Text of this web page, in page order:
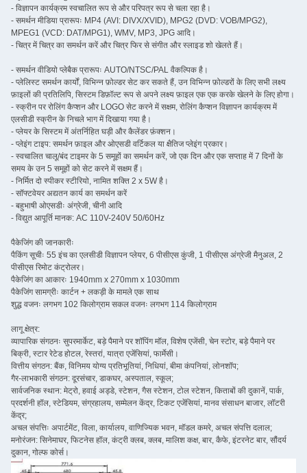
- विज्ञापन कार्यक्रम स्वचालित रूप से और परिपत्र रूप से चला रहा है।
- समर्थन मीडिया प्रारूपः MP4 (AVI: DIVX/XVID), MPG2 (DVD: VOB/MPG2),
MPEG1 (VCD: DAT/MPG1), WMV, MP3, JPG आदि।
- चित्र में चित्र का समर्थन करें और चित्र फिर से संगीत और स्लाइड शो खेलते हैं।
- समर्थन वीडियो प्लेबैक प्रारूपः AUTO/NTSC/PAL वैकल्पिक है।
- प्लेलिस्ट समर्थन कार्यों, विभिन्न फ़ोल्डर सेट कर सकते हैं, उन विभिन्न फ़ोल्डरों के लिए सभी लक्ष्य
फ़ाइलों की प्रतिलिपि, सिस्टम डिफ़ॉल्ट रूप से अपने लक्ष्य फ़ाइल एक एक करके खेलने के लिए होगा।
- स्क्रीन पर रोलिंग कैप्शन और LOGO सेट करने में सक्षम, रोलिंग कैप्शन विज्ञापन कार्यक्रम में
एलसीडी स्क्रीन के निचले भाग में दिखाया गया है।
- प्लेयर के सिस्टम में अंतर्निहित घड़ी और कैलेंडर फ़ंक्शन।
- प्लेइंग टाइप: समर्थन फ़ाइल और ओएसडी वर्टिकल या क्षैतिज प्लेइंग प्रकार।
- स्वचालित चालू/बंद टाइमर के 5 समूहों का समर्थन करें, जो एक दिन और एक सप्ताह में 7 दिनों के
समय के उन 5 समूहों को सेट करने में सक्षम हैं।
- निर्मित दो स्पीकर स्टीरियो, नामित शक्ति 2 x 5W है।
- सॉफ्टवेयर अद्यतन कार्य का समर्थन करें
- बहुभाषी ओएसडीः अंग्रेजी, चीनी आदि
- विद्युत आपूर्ति मानक: AC 110V-240V 50/60Hz
पैकेजिंग की जानकारीः
पैकिंग सूचीः 55 इंच का एलसीडी विज्ञापन प्लेयर, 6 पीसीएस कुंजी, 1 पीसीएस अंग्रेजी मैनुअल, 2
पीसीएस रिमोट कंट्रोलर।
पैकेजिंग का आकारः 1940mm x 270mm x 1030mm
पैकेजिंग सामग्रीः कार्टन + लकड़ी के मामले एक साथ
शुद्ध वजनः लगभग 102 किलोग्राम सकल वजनः लगभग 114 किलोग्राम
लागू क्षेत्र:
व्यापारिक संगठनः सुपरमार्केट, बड़े पैमाने पर शॉपिंग मॉल, विशेष एजेंसी, चेन स्टोर, बड़े पैमाने पर
बिक्री, स्टार रेटेड होटल, रेस्तरां, यात्रा एजेंसियां, फार्मेसी।
वित्तीय संगठन: बैंक, विनिमय योग्य प्रतिभूतियां, निधियां, बीमा कंपनियां, लोनशॉप;
गैर-लाभकारी संगठन: दूरसंचार, डाकघर, अस्पताल, स्कूल;
सार्वजनिक स्थान: मेट्रो, हवाई अड्डे, स्टेशन, गैस स्टेशन, टोल स्टेशन, किताबों की दुकानें, पार्क,
प्रदर्शनी हॉल, स्टेडियम, संग्रहालय, सम्मेलन केंद्र, टिकट एजेंसियां, मानव संसाधन बाजार, लॉटरी
केंद्र;
अचल संपत्तिः अपार्टमेंट, विला, कार्यालय, वाणिज्यिक भवन, मॉडल कमरे, अचल संपत्ति दलाल;
मनोरंजन: सिनेमाघर, फिटनेस हॉल, कंट्री क्लब, क्लब, मालिश कक्ष, बार, कैफे, इंटरनेट बार, सौंदर्य
दुकान, गोल्फ कोर्स।